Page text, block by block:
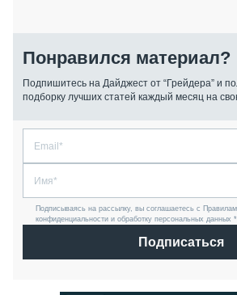
Понравился материал?
Подпишитесь на Дайджест от “Грейдера” и
подборку лучших статей каждый месяц на
Подписываясь на рассылку, вы соглашаетесь с
конфиденциальности и обработку персональных данных *
Подписаться